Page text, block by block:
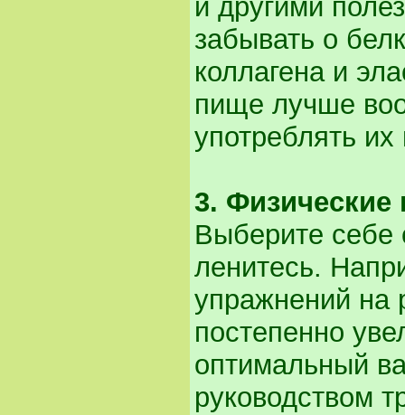
и другими
забывать о
коллагена и
пище лучше
употреблять
3. Физические
Выберите себе
ленитесь.
упражнений на
постепенно
оптимальный
руководством